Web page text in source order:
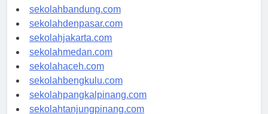
sekolahsamarinda.com
sekolahbandung.com
sekolahdenpasar.com
sekolahjakarta.com
sekolahmedan.com
sekolahaceh.com
sekolahbengkulu.com
sekolahpangkalpinang.com